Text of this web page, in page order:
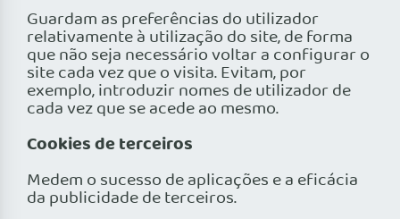
Guardam as preferências do utilizador
relativamente à utilização do site, de forma
que não seja necessário voltar a configurar o
site cada vez que o visita. Evitam, por
exemplo, introduzir nomes de utilizador de
cada vez que se acede ao mesmo.
Cookies de terceiros
Medem o sucesso de aplicações e a eficácia
da publicidade de terceiros.